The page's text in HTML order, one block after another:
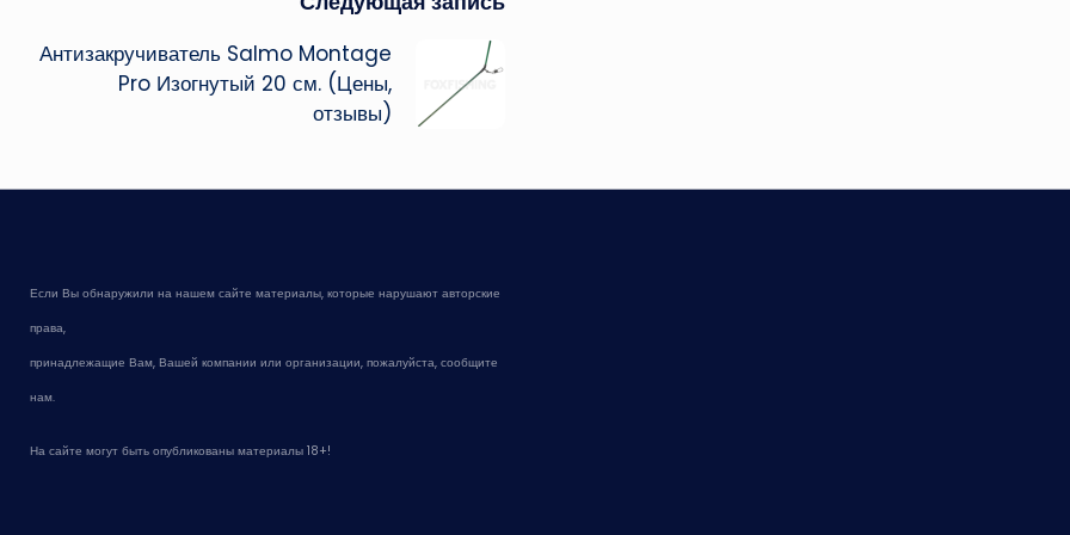
Антизакручиватель Salmo Montage
Pro Изогнутый 20 см. (Цены,
отзывы)
Если Вы обнаружили на нашем сайте материалы, которые нарушают авторские
права,
принадлежащие Вам, Вашей компании или организации, пожалуйста, сообщите
нам.
На сайте могут быть опубликованы материалы 18+!